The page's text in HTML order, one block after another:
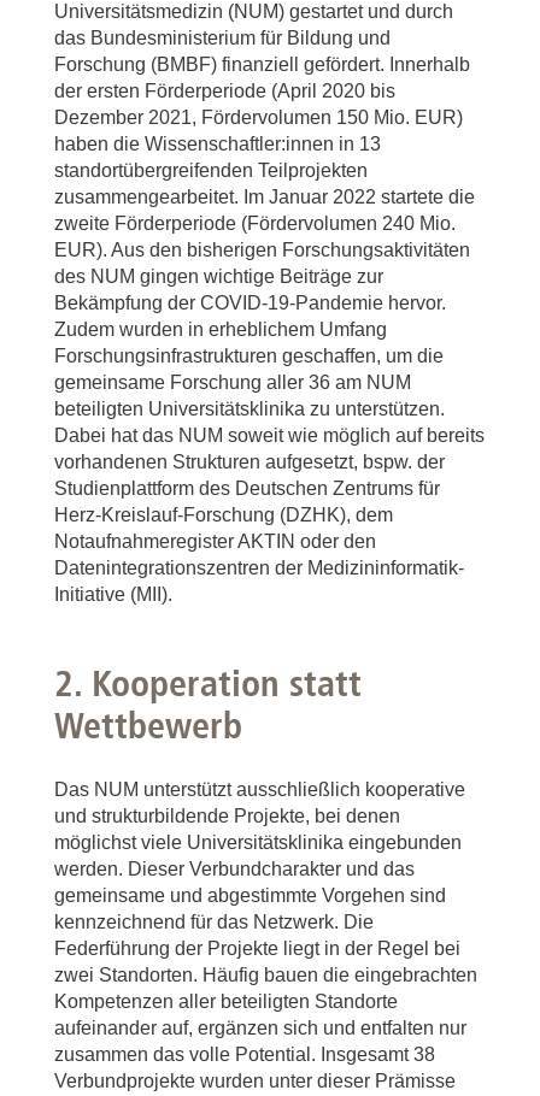
Universitätsmedizin (NUM) gestartet und durch
das Bundesministerium für Bildung und
Forschung (BMBF) finanziell gefördert. Innerhalb
der ersten Förderperiode (April 2020 bis
Dezember 2021, Fördervolumen 150 Mio. EUR)
haben die Wissenschaftler:innen in 13
standortübergreifenden Teilprojekten
zusammengearbeitet. Im Januar 2022 startete die
zweite Förderperiode (Fördervolumen 240 Mio.
EUR). Aus den bisherigen Forschungsaktivitäten
des NUM gingen wichtige Beiträge zur
Bekämpfung der COVID-19-Pandemie hervor.
Zudem wurden in erheblichem Umfang
Forschungsinfrastrukturen geschaffen, um die
gemeinsame Forschung aller 36 am NUM
beteiligten Universitätsklinika zu unterstützen.
Dabei hat das NUM soweit wie möglich auf bereits
vorhandenen Strukturen aufgesetzt, bspw. der
Studienplattform des Deutschen Zentrums für
Herz-Kreislauf-Forschung (DZHK), dem
Notaufnahmeregister AKTIN oder den
Datenintegrationszentren der Medizininformatik-
Initiative (MII).
2. Kooperation statt
Wettbewerb
Das NUM unterstützt ausschließlich kooperative
und strukturbildende Projekte, bei denen
möglichst viele Universitätsklinika eingebunden
werden. Dieser Verbundcharakter und das
gemeinsame und abgestimmte Vorgehen sind
kennzeichnend für das Netzwerk. Die
Federführung der Projekte liegt in der Regel bei
zwei Standorten. Häufig bauen die eingebrachten
Kompetenzen aller beteiligten Standorte
aufeinander auf, ergänzen sich und entfalten nur
zusammen das volle Potential. Insgesamt 38
Verbundprojekte wurden unter dieser Prämisse